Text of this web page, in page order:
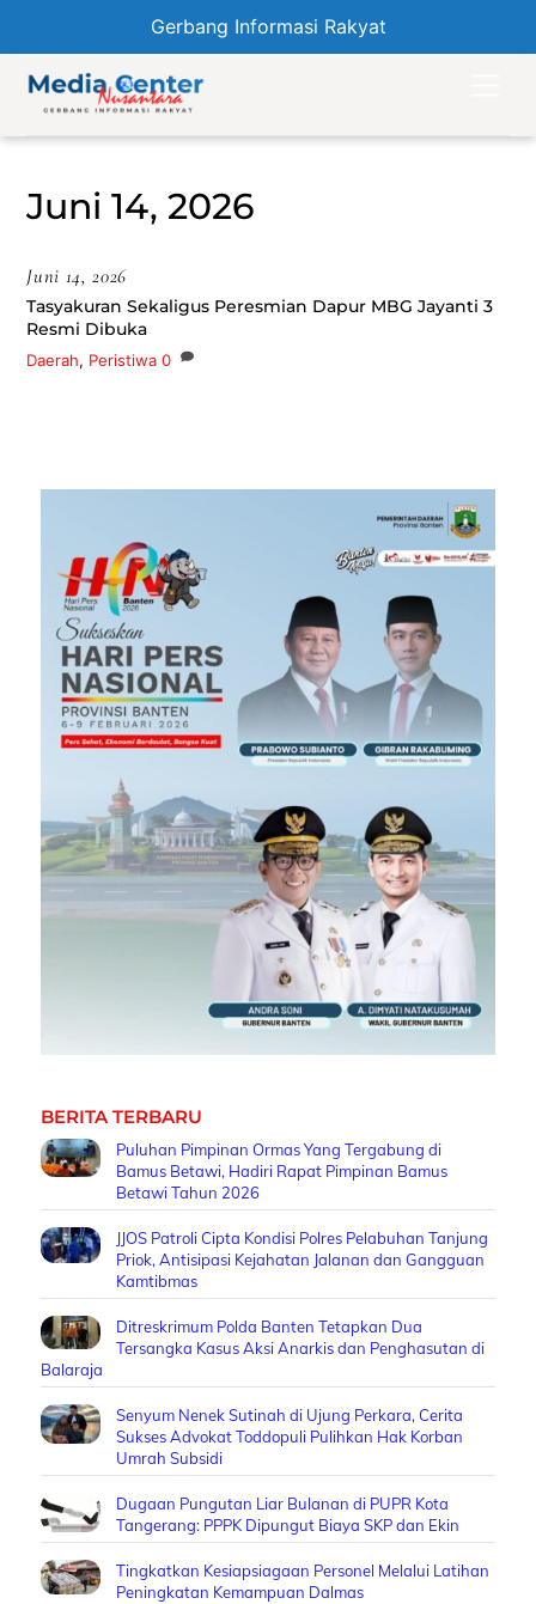
Gerbang Informasi Rakyat
content
Juni 14, 2026
Juni 14, 2026
Tasyakuran Sekaligus Peresmian Dapur MBG Jayanti 3
Resmi Dibuka
Daerah, Peristiwa 0
BERITA TERBARU
Puluhan Pimpinan Ormas Yang Tergabung di
Bamus Betawi, Hadiri Rapat Pimpinan Bamus
Betawi Tahun 2026
JJOS Patroli Cipta Kondisi Polres Pelabuhan Tanjung
Priok, Antisipasi Kejahatan Jalanan dan Gangguan
Kamtibmas
Ditreskrimum Polda Banten Tetapkan Dua
Tersangka Kasus Aksi Anarkis dan Penghasutan di
Balaraja
Senyum Nenek Sutinah di Ujung Perkara, Cerita
Sukses Advokat Toddopuli Pulihkan Hak Korban
Umrah Subsidi
Dugaan Pungutan Liar Bulanan di PUPR Kota
Tangerang: PPPK Dipungut Biaya SKP dan Ekin
Tingkatkan Kesiapsiagaan Personel Melalui Latihan
Peningkatan Kemampuan Dalmas